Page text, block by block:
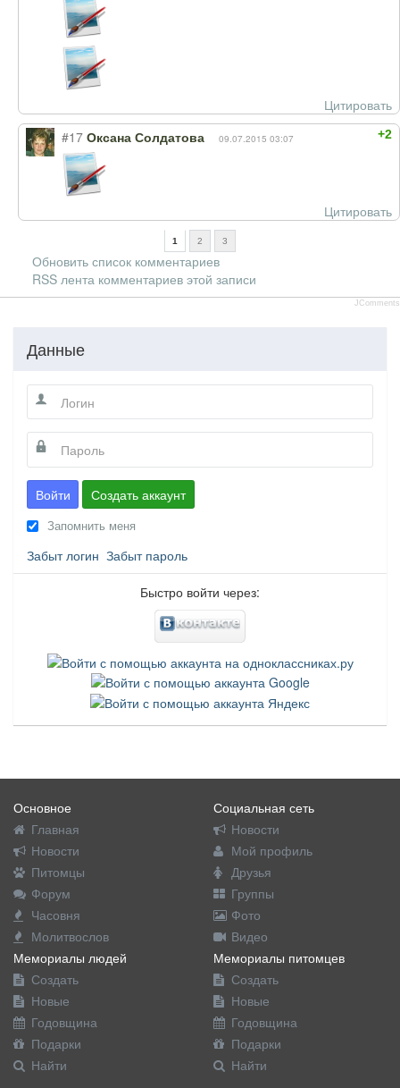
Цитировать
+2
#17 Оксана Солдатова 09.07.2015 03:07
Цитировать
1 2 3
Обновить список комментариев
RSS лента комментариев этой записи
JComments
Данные
Войти Создать аккаунт
Запомнить меня
Забыт логин Забыт пароль
Быстро войти через:
Основное
Главная
Новости
Питомцы
Форум
Часовня
Молитвослов
Социальная сеть
Новости
Мой профиль
Друзья
Группы
Фото
Видео
Мемориалы людей
Создать
Новые
Годовщина
Подарки
Найти
Мемориалы питомцев
Создать
Новые
Годовщина
Подарки
Найти